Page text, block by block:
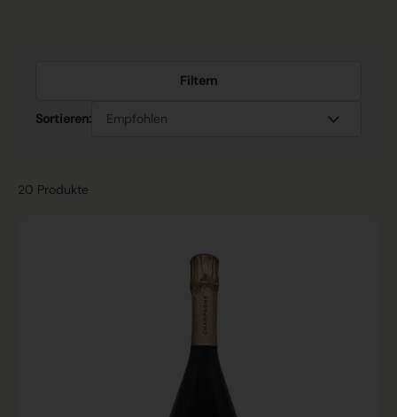
Filtern
Sortieren:
20 Produkte